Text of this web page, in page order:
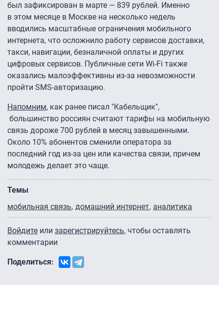
был зафиксирован в марте — 839 рублей. Именно
в этом месяце в Москве на несколько недель
вводились масштабные ограничения мобильного
интернета, что осложнило работу сервисов доставки,
такси, навигации, безналичной оплаты и других
цифровых сервисов. Публичные сети Wi-Fi также
оказались малоэффективны из-за невозможности
пройти SMS-авторизацию.
Напомним, как ранее писал "Кабельщик",
большинство россиян считают тарифы на мобильную
связь дороже 700 рублей в месяц завышенными.
Около 10% абонентов сменили оператора за
последний год из-за цен или качества связи, причем
молодежь делает это чаще.
Темы
мобильная связь домашний интернет аналитика
Войдите или зарегистрируйтесь, чтобы оставлять
комментарии
Поделиться: